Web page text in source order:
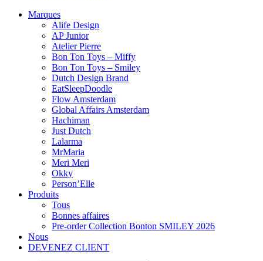
Marques
Alife Design
AP Junior
Atelier Pierre
Bon Ton Toys – Miffy
Bon Ton Toys – Smiley
Dutch Design Brand
EatSleepDoodle
Flow Amsterdam
Global Affairs Amsterdam
Hachiman
Just Dutch
Lalarma
MrMaria
Meri Meri
Okky
Person’Elle
Produits
Tous
Bonnes affaires
Pre-order Collection Bonton SMILEY 2026
Nous
DEVENEZ CLIENT